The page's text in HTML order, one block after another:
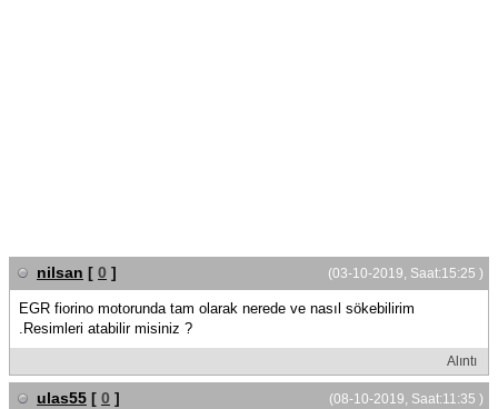
(03-10-2019, Saat:15:25 )
nilsan [ 0 ]
EGR fiorino motorunda tam olarak nerede ve nasıl sökebilirim
.Resimleri atabilir misiniz ?
Alıntı
(08-10-2019, Saat:11:35 )
ulas55 [ 0 ]